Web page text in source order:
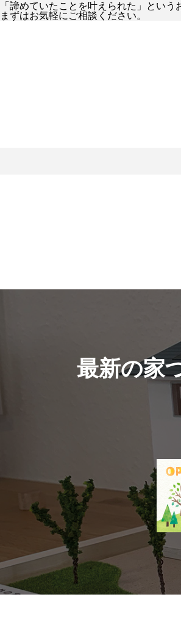
「諦めていたことを叶えられた」とい
まずはお気軽にご相談ください。
最新の家